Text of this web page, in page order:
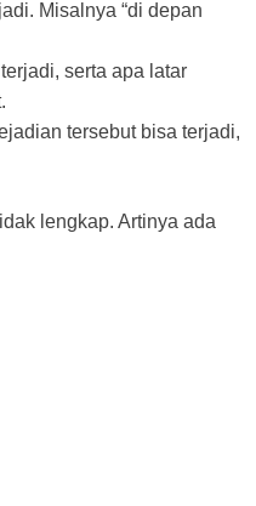
Misalnya “di depan
serta apa latar
tersebut bisa terjadi,
lengkap. Artinya ada